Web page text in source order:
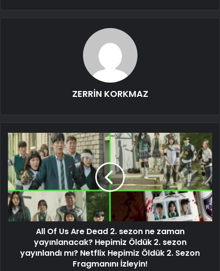
ZERRİN KORKMAZ
All Of Us Are Dead 2. sezon ne zaman
yayınlanacak? Hepimiz Öldük 2. sezon
yayınlandı mı? Netflix Hepimiz Öldük 2. Sezon
Fragmanını İzleyin!